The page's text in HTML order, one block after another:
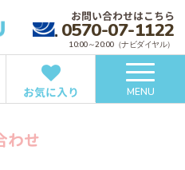
お問い合わせはこちら
0570-07-1122
10:00～20:00（ナビダイヤル）
お気に入り MENU
わせ